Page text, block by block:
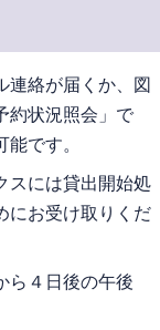
連絡が届くか、図
約状況照会」で
です。
スには貸出開始処
にお受け取りくだ
ら４日後の午後